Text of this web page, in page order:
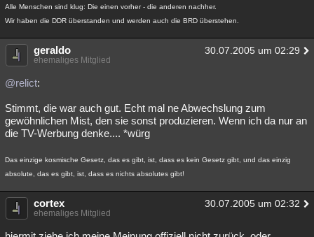
Alle Menschen sind klug: Die einen vorher - die anderen nachher.
Wir haben die DDR überstanden und werden auch die BRD überstehen.
geraldo 30.07.2005 um 02:29
ehemaliges Mitglied
@relict:
Stimmt, die war auch gut. Echt mal ne Abwechslung zum
gewöhnlichen Mist, den sie sonst produzieren. Wenn ich da nur an
die TV-Werbung denke.... *würg
Das einzige kosmische Gesetz, das es gibt, ist, dass es kein Gesetz gibt, und das einzig
absolute, das es gibt, ist, dass es nichts absolutes gibt!
cortex 30.07.2005 um 02:32
ehemaliges Mitglied